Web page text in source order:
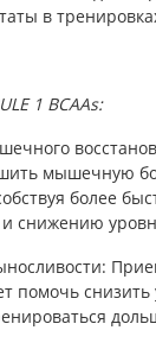
в
1 BCAAs:
мышечную
более
снижению
помочь снизить